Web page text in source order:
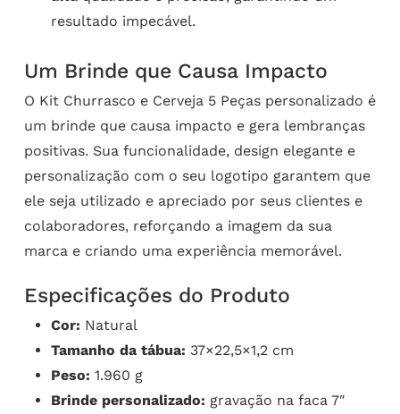
resultado impecável.
Um Brinde que Causa Impacto
O Kit Churrasco e Cerveja 5 Peças personalizado é
um brinde que causa impacto e gera lembranças
positivas. Sua funcionalidade, design elegante e
personalização com o seu logotipo garantem que
ele seja utilizado e apreciado por seus clientes e
colaboradores, reforçando a imagem da sua
marca e criando uma experiência memorável.
Especificações do Produto
Cor: Natural
Tamanho da tábua: 37×22,5×1,2 cm
Peso: 1.960 g
Brinde personalizado: gravação na faca 7″